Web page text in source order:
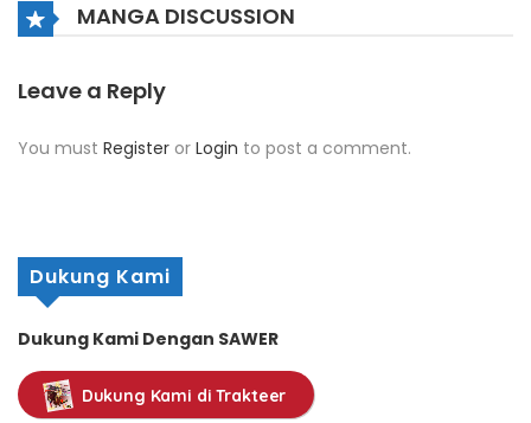
MANGA DISCUSSION
Leave a Reply
You must Register or Login to post a comment.
Dukung Kami
Dukung Kami Dengan SAWER
Dukung Kami di Trakteer